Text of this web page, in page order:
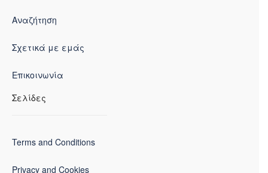
Αναζήτηση
Σχετικά με εμάς
Επικοινωνία
Σελίδες
Terms and Conditions
Privacy and Cookies